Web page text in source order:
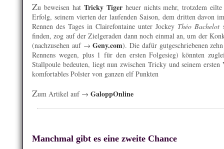
Zu beweisen hat Tricky Tigerheuer nichts mehr, trotzdem
Erfolg, seinem vierten der laufenden Saison, dem dritten davon
Rennen des Tages in Clairefontaine unter Jockey Théo Bachelot
finden, zog auf der Zielgeraden dann noch einmal an, um der
(nachzusehen auf →Geny.com). Die dafür gutgeschriebenen
Rennens wegen, plus 1 für den ersten Folgesieg) könnten
Stallpoule bedeuten, liegt nun zwischen Tricky und seinem
komfortables Polster von ganzen elf Punkten
Zum Artikel auf → GaloppOnline
Manchmal gibt es eine zweite Chance